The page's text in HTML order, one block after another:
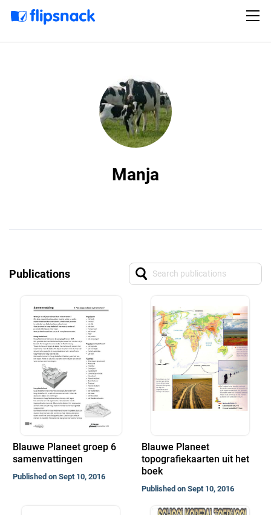
Manja
Publications
Blauwe Planeet groep 6
samenvattingen
Published on Sept 10, 2016
Blauwe Planeet
topografiekaarten uit het
boek
Published on Sept 10, 2016